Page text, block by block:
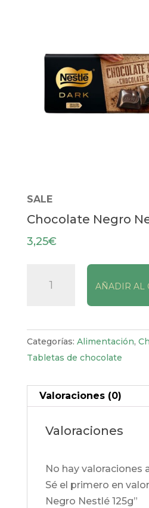
SALE
Chocolate Negro
3,25€
Negro
cantidad
AÑADIR AL
Categorías: Alimentación,
Tabletas de chocolate
Valoraciones (0)
Valoraciones
No hay valoraciones
Sé el primero en
Negro Nestlé 125g”